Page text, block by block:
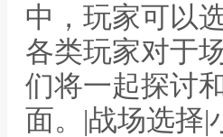
中，玩家可以
各类玩家对于
们将一起探讨
面。|战场选择|